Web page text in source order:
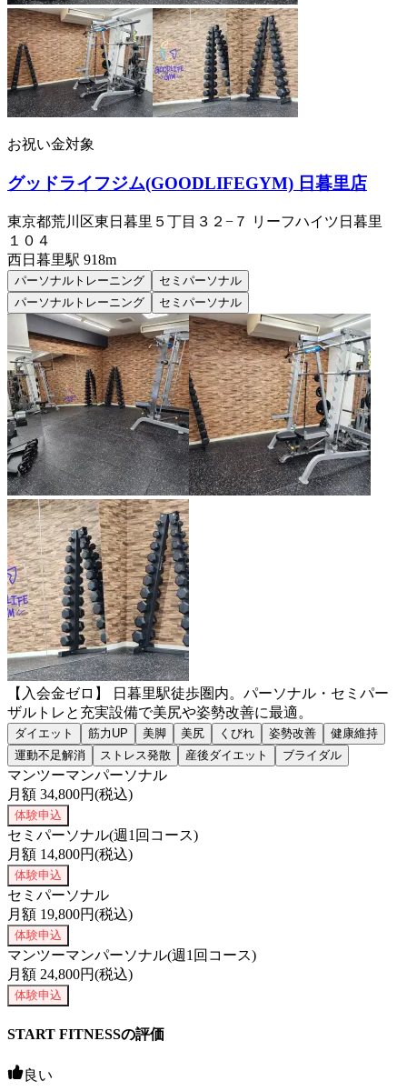
お祝い金対象
グッドライフジム(GOODLIFEGYM) 日暮里店
東京都荒川区東日暮里５丁目３２−７ リーフハイツ日暮里
１０４
西日暮里駅 918m
パーソナルトレーニング
セミパーソナル
パーソナルトレーニング
セミパーソナル
【入会金ゼロ】 日暮里駅徒歩圏内。パーソナル・セミパー
ザルトレと充実設備で美尻や姿勢改善に最適。
ダイエット 筋力UP 美脚 美尻 くびれ 姿勢改善
健康維持
運動不足解消
ストレス発散 産後ダイエット ブライダル
マンツーマンパーソナル
月額 34,800円(税込)
体験申込
セミパーソナル(週1回コース)
月額 14,800円(税込)
体験申込
セミパーソナル
月額 19,800円(税込)
体験申込
マンツーマンパーソナル(週1回コース)
月額 24,800円(税込)
体験申込
START FITNESSの評価
良い